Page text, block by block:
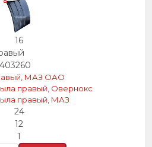
16
МАЗ ОАО
правый, Овернокс
правый, МАЗ
24
12
1